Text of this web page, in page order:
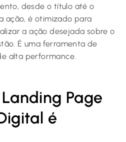
desde o título até o
ação, é otimizado para
a ação desejada sobre o
É uma ferramenta de
alta performance.
Page
é